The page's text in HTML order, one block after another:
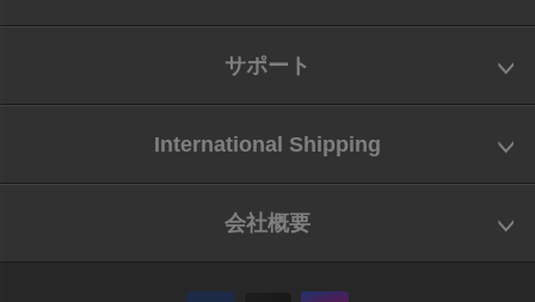
サポート
International Shipping
会社概要